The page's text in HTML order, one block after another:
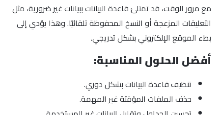
مع مرور الوقت، قد تمتلئ قاعدة البيانات ببيانات غير ضرورية، مثل
التعليقات المزعجة أو النسخ المحفوظة تلقائيًا. وهذا يؤدي إلى
بطء الموقع الإلكتروني بشكل تدريجي.
أفضل الحلول المناسبة:
تنظيف قاعدة البيانات بشكل دوري.
حذف الملفات المؤقتة غير المهمة.